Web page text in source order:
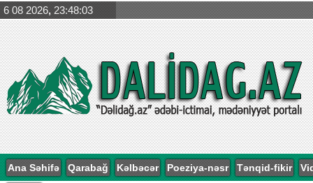
6 08 2026, 23:48:04
Ana Səhifə Qarabağ Kəlbəcər Poeziya-nəsr Tənqid-fikir